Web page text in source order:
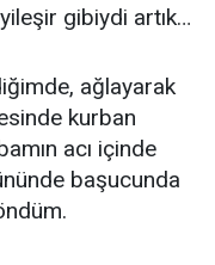
gibiydi artık…
ağlayarak
kurban
acı içinde
başucunda